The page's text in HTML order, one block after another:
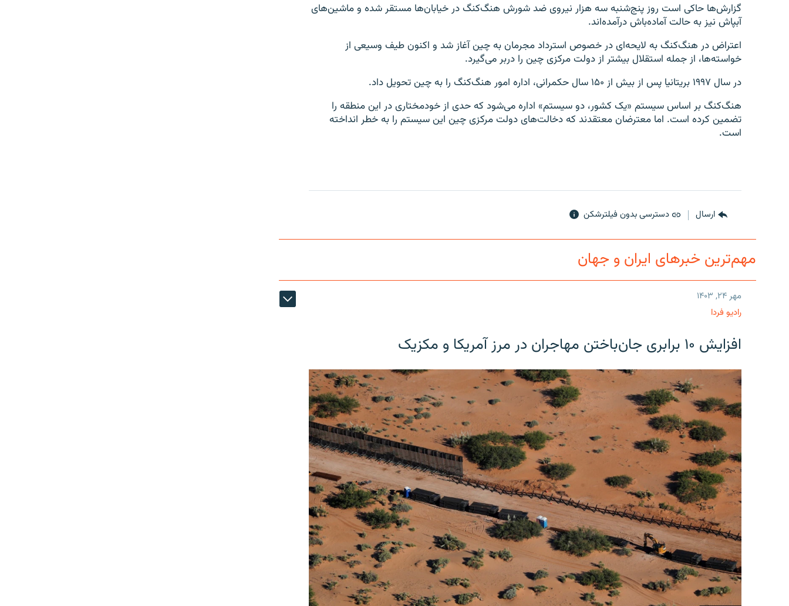
گزارش‌ها حاکی است روز پنج‌شنبه سه هزار نیروی ضد شورش هنگ‌کنگ در خیابان‌ها مستقر شده و ماشین‌های
آبپاش نیز به حالت آماده‌باش درآمده‌اند.
اعتراض در هنگ‌کنگ به لایحه‌ای در خصوص استرداد مجرمان به چین آغاز شد و اکنون طیف وسیعی از
خواسته‌ها، از جمله استقلال بیشتر از دولت مرکزی چین را دربر می‌گیرد.
در سال ۱۹۹۷ بریتانیا پس از بیش از ۱۵۰ سال حکمرانی، اداره امور هنگ‌کنگ را به چین تحويل داد.
هنگ‌کنگ بر اساس سیستم «یک کشور، دو سیستم» اداره می‌شود که حدی از خودمختاری در این منطقه را
تضمین کرده است. اما معترضان معتقدند که دخالت‌های دولت مرکزی چین این سیستم را به خطر انداخته
است.
ارسال دسترسی بدون فیلترشکن
مهم‌ترین خبرهای ایران و جهان
مهر ۲۴, ۱۴۰۳
رادیو فردا
افزایش ۱۰ برابری جان‌باختن مهاجران در مرز آمریکا و مکزیک